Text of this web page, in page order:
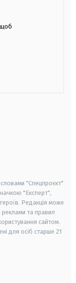
щоб
словами "Спецпроєкт"
"Експерт",
Редакція може
реклами та правил
сайтом.
для осіб старше 21